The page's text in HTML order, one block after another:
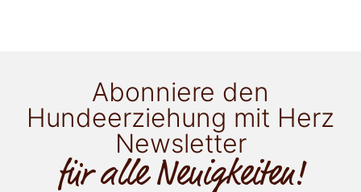
Abonniere den
Hundeerziehung mit Herz
Newsletter
für alle Neuigkeiten!